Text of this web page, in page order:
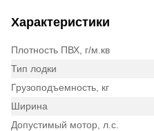
Характеристики
Плотность ПВХ, г/м.кв
Тип лодки
Грузоподъемность, кг
Ширина
Допустимый мотор, л.с.